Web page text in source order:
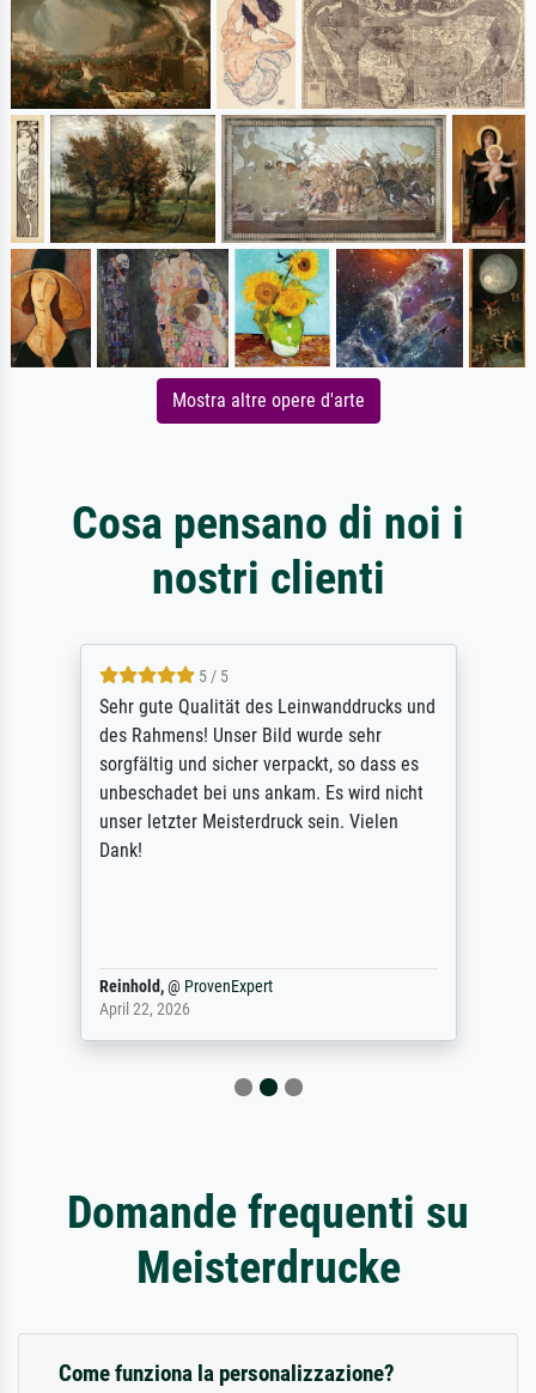
Mostra altre opere d'arte
Cosa pensano di noi i
nostri clienti
5 / 5
Sehr gute Qualität des Leinwanddrucks und
des Rahmens! Unser Bild wurde sehr
sorgfältig und sicher verpackt, so dass es
unbeschadet bei uns ankam. Es wird nicht
unser letzter Meisterdruck sein. Vielen
Dank!
Reinhold,@ ProvenExpert
April 22, 2026
Domande frequenti su
Meisterdrucke
Come funziona la personalizzazione?